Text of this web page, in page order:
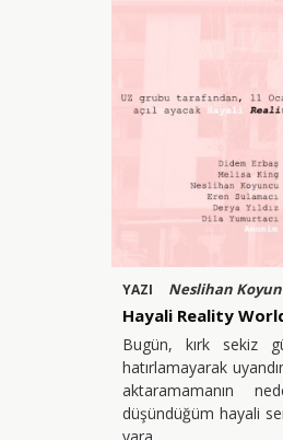
YAZI Neslihan
Hayali Reality
Bugün, kırk sekiz
hatırlamayarak
aktaramamanın
düşündüğüm hayali